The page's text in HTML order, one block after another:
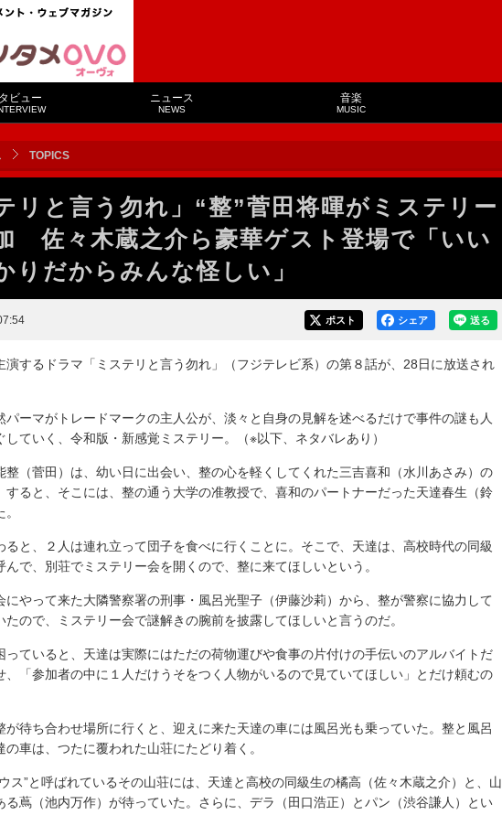
ビュー ニュース
NEWS
音楽
MUSIC
TOPICS
リと言う勿れ」“整”菅田将暉がミステリー
佐々木蔵之介ら豪華ゲスト登場で「いい
りだからみんな怪しい」
送る
シェア
ポスト
するドラマ「ミステリと言う勿れ」（フジテレビ系）の第８話が、28日に放送され
ーマがトレードマークの主人公が、淡々と自身の見解を述べるだけで事件の謎も人
していく、令和版・新感覚ミステリー。（※以下、ネタバレあり）
（菅田）は、幼い日に出会い、整の心を軽くしてくれた三吉喜和（水川あさみ）の
すると、そこには、整の通う大学の准教授で、喜和のパートナーだった天達春生（鈴
と、２人は連れ立って団子を食べに行くことに。そこで、天達は、高校時代の同級
んで、別荘でミステリー会を開くので、整に来てほしいという。
やって来た大隣警察署の刑事・風呂光聖子（伊藤沙莉）から、整が警察に協力して
たので、ミステリー会で謎解きの腕前を披露してほしいと言うのだ。
ていると、天達は実際にはただの荷物運びや食事の片付けの手伝いのアルバイトだ
、「参加者の中に１人だけうそをつく人物がいるので見ていてほしい」とだけ頼むの
待ち合わせ場所に行くと、迎えに来た天達の車には風呂光も乗っていた。整と風呂
の車は、つたに覆われた山荘にたどり着く。
ス”と呼ばれているその山荘には、天達と高校の同級生の橘高（佐々木蔵之介）と、山
る蔦（池内万作）が待っていた。さらに、デラ（田口浩正）とパン（渋谷謙人）とい